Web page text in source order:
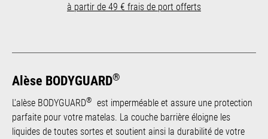
Alèse BODYGUARD®
L'alèse BODYGUARD®
est imperméable et assure une protection
parfaite pour votre matelas. La couche barrière éloigne les
liquides de toutes sortes et soutient ainsi la durabilité de votre
à partir de 49 € frais de port offerts